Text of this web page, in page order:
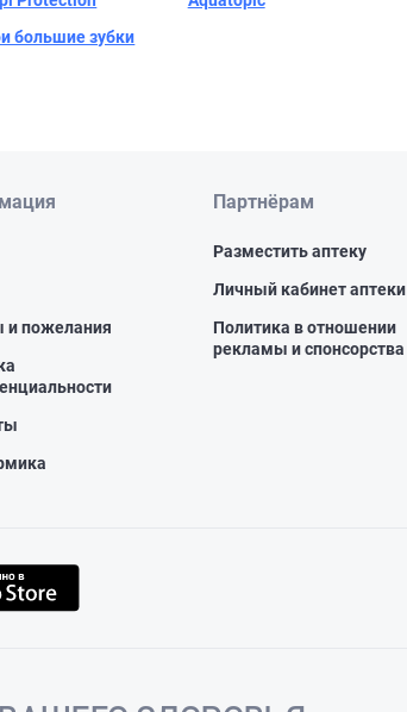
большие зубки
пожелания
Партнёрам
Разместить аптеку
Личный кабинет аптеки
Политика в отношении
рекламы и спонсорства